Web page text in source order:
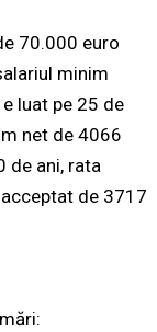
70.000 euro
minim
luat pe 25 de
net de 4066
de ani, rata
de 3717